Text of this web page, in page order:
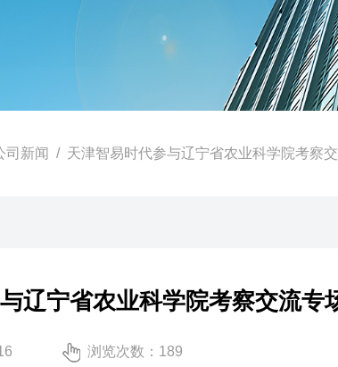
司新闻 / 天津智易时代参与辽宁省农业科学院考察
辽宁省农业科学院考察交流专
浏览次数：189